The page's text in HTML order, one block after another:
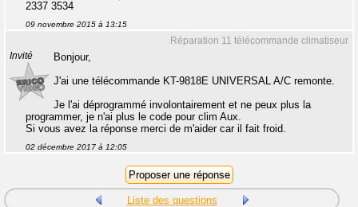
2337 3534
09 novembre 2015 à 13:15
Réparation 11 télécommande climatiseur
Invité
Bonjour,
J'ai une télécommande KT-9818E UNIVERSAL A/C remonte.
Je l'ai déprogrammé involontairement et ne peux plus la
programmer, je n'ai plus le code pour clim Aux.
Si vous avez la réponse merci de m'aider car il fait froid.
02 décembre 2017 à 12:05
Liste des questions